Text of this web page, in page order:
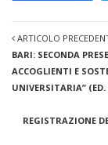
ARTICOLO
BARI: SECONDA
ACCOGLIENTI E
UNIVERSITARIA”
REGISTRAZIONE